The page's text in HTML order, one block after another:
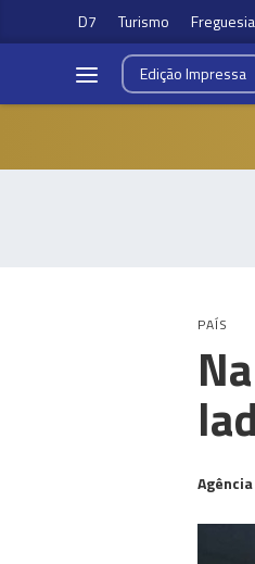
D7 Turismo
EdiçãoImpressa
PAÍS